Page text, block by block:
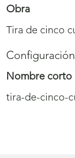
Obra
Tira de cinco
Configuración
Nombre corto
tira-de-cinco-